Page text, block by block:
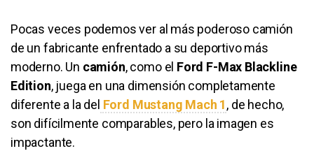
Pocas veces podemos ver al más poderoso camión
de un fabricante enfrentado a su deportivo más
moderno. Un camión, como el Ford F-Max Blackline
Edition, juega en una dimensión completamente
diferente a la del Ford Mustang Mach 1, de hecho,
son difícilmente comparables, pero la imagen es
impactante.